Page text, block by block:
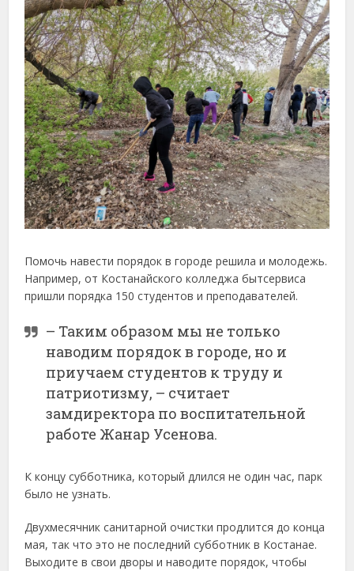
Помочь навести порядок в городе решила и молодежь.
Например, от Костанайского колледжа бытсервиса
пришли порядка 150 студентов и преподавателей.
– Таким образом мы не только
наводим порядок в городе, но и
приучаем студентов к труду и
патриотизму, – считает
замдиректора по воспитательной
работе Жанар Усенова.
К концу субботника, который длился не один час, парк
было не узнать.
Двухмесячник санитарной очистки продлится до конца
мая, так что это не последний субботник в Костанае.
Выходите в свои дворы и наводите порядок, чтобы